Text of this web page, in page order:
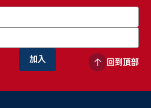
回到頂部